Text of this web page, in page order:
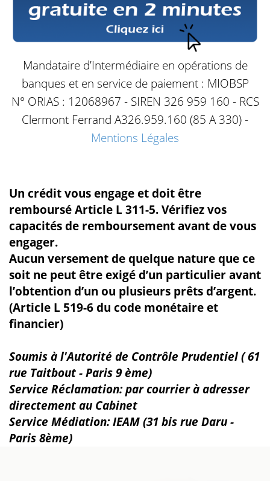
Mandataire d’Intermédiaire en opérations de
banques et en service de paiement : MIOBSP
N° ORIAS : 12068967 - SIREN 326 959 160 - RCS
Clermont Ferrand A326.959.160 (85 A 330) -
Mentions Légales
Un crédit vous engage et doit être
remboursé Article L 311-5. Vérifiez vos
capacités de remboursement avant de vous
engager.
Aucun versement de quelque nature que ce
soit ne peut être exigé d’un particulier avant
l’obtention d’un ou plusieurs prêts d’argent.
(Article L 519-6 du code monétaire et
financier)
Soumis à l'Autorité de Contrôle Prudentiel ( 61
rue Taitbout - Paris 9 ème)
Service Réclamation: par courrier à adresser
directement au Cabinet
Service Médiation: IEAM (31 bis rue Daru -
Paris 8ème)